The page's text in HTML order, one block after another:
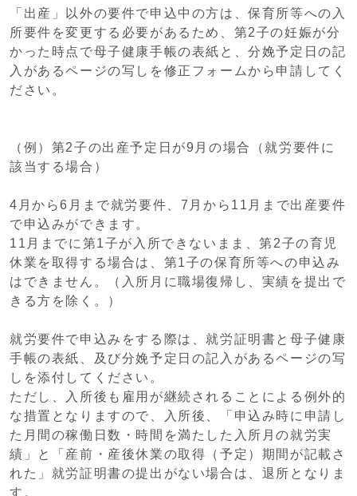
「出産」以外の要件で申込中の方は、保育所等への入
所要件を変更する必要があるため、第2子の妊娠が分
かった時点で母子健康手帳の表紙と、分娩予定日の記
入があるページの写しを修正フォームから申請してく
ださい。
（例）第2子の出産予定日が9月の場合（就労要件に
該当する場合）
4月から6月まで就労要件、7月から11月まで出産要件
で申込みができます。
11月までに第1子が入所できないまま、第2子の育児
休業を取得する場合は、第1子の保育所等への申込み
はできません。（入所月に職場復帰し、実績を提出で
きる方を除く。）
就労要件で申込みをする際は、就労証明書と母子健康
手帳の表紙、及び分娩予定日の記入があるページの写
しを添付してください。
ただし、入所後も雇用が継続されることによる例外的
な措置となりますので、入所後、「申込み時に申請し
た月間の稼働日数・時間を満たした入所月の就労実
績」と「産前・産後休業の取得（予定）期間が記載さ
れた」就労証明書の提出がない場合は、退所となりま
す。